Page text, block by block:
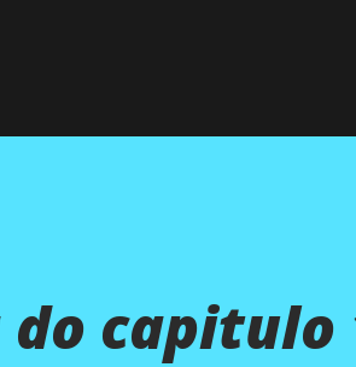
capitulo